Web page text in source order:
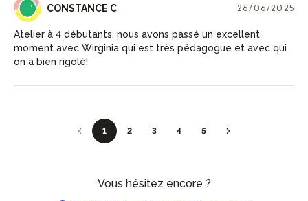
CC CONSTANCE C 26/06/2025
Atelier à 4 débutants, nous avons passé un excellent
moment avec Wirginia qui est très pédagogue et avec qui
on a bien rigolé!
1 2 3 4 5
Vous hésitez encore ?